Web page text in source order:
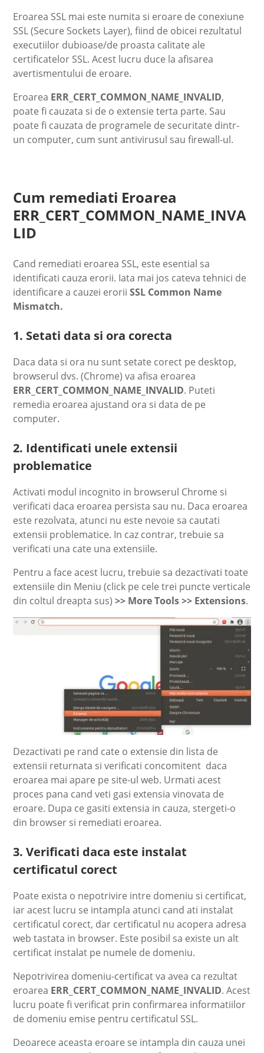
Eroarea SSL mai este numita si eroare de conexiune
SSL (Secure Sockets Layer), fiind de obicei rezultatul
executiilor dubioase/de proasta calitate ale
certificatelor SSL. Acest lucru duce la afisarea
avertismentului de eroare.
Eroarea ERR_CERT_COMMON_NAME_INVALID,
poate fi cauzata si de o extensie terta parte. Sau
poate fi cauzata de programele de securitate dintr-
un computer, cum sunt antivirusul sau firewall-ul.
Cum remediati Eroarea
ERR_CERT_COMMON_NAME_INVA
LID
Cand remediati eroarea SSL, este esential sa
identificati cauza erorii. Iata mai jos cateva tehnici de
identificare a cauzei eroriiSSL Common Name
Mismatch.
1. Setati data si ora corecta
Daca data si ora nu sunt setate corect pe desktop,
browserul dvs. (Chrome) va afisa eroarea
ERR_CERT_COMMON_NAME_INVALID. Puteti
remedia eroarea ajustand ora si data de pe
computer.
2. Identificati unele extensii
problematice
Activati modul incognito in browserul Chrome si
verificati daca eroarea persista sau nu. Daca eroarea
este rezolvata, atunci nu este nevoie sa cautati
extensii problematice. In caz contrar, trebuie sa
verificati una cate una extensiile.
Pentru a face acest lucru, trebuie sa dezactivati toate
extensiile din Meniu (click pe cele trei puncte verticale
din coltul dreapta sus)>> More Tools >> Extensions.
Dezactivati pe rand cate o extensie din lista de
extensii returnata si verificati concomitent daca
eroarea mai apare pe site-ul web. Urmati acest
proces pana cand veti gasi extensia vinovata de
eroare. Dupa ce gasiti extensia in cauza, stergeti-o
din browser si remediati eroarea.
3. Verificati daca este instalat
certificatul corect
Poate exista o nepotrivire intre domeniu si certificat,
iar acest lucru se intampla atunci cand ati instalat
certificatul corect, dar certificatul nu acopera adresa
web tastata in browser. Este posibil sa existe un alt
certificat instalat pe numele de domeniu.
Nepotrivirea domeniu-certificat va avea ca rezultat
eroarea ERR_CERT_COMMON_NAME_INVALID. Acest
lucru poate fi verificat prin confirmarea informatiilor
de domeniu emise pentru certificatul SSL.
Deoarece aceasta eroare se intampla din cauza unei